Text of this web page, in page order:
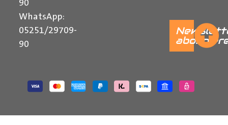
90
WhatsApp:
05251/29709-
90